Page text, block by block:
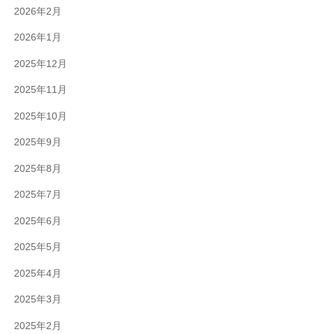
2026年2月
2026年1月
2025年12月
2025年11月
2025年10月
2025年9月
2025年8月
2025年7月
2025年6月
2025年5月
2025年4月
2025年3月
2025年2月